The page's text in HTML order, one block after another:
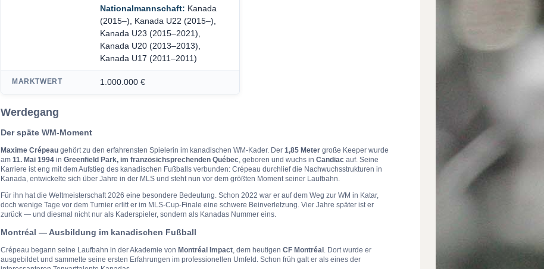
Nationalmannschaft: Kanada
(2015–), Kanada U22 (2015–),
Kanada U23 (2015–2021),
Kanada U20 (2013–2013),
Kanada U17 (2011–2011)
MARKTWERT 1.000.000 €
Werdegang
Der späte WM-Moment
Maxime Crépeau gehört zu den erfahrensten Spielerin im kanadischen WM-Kader. Der 1,85 Meter große Keeper wurde
am 11. Mai 1994 in Greenfield Park, im französichsprechenden Québec, geboren und wuchs in Candiac auf. Seine
Karriere ist eng mit dem Aufstieg des kanadischen Fußballs verbunden: Crépeau durchlief die Nachwuchsstrukturen in
Kanada, entwickelte sich über Jahre in der MLS und steht nun vor dem größten Moment seiner Laufbahn.
Für ihn hat die Weltmeisterschaft 2026 eine besondere Bedeutung. Schon 2022 war er auf dem Weg zur WM in Katar,
doch wenige Tage vor dem Turnier erlitt er im MLS-Cup-Finale eine schwere Beinverletzung. Vier Jahre später ist er
zurück — und diesmal nicht nur als Kaderspieler, sondern als Kanadas Nummer eins.
Montréal — Ausbildung im kanadischen Fußball
Crépeau begann seine Laufbahn in der Akademie von Montréal Impact, dem heutigen CF Montréal . Dort wurde er
ausgebildet und sammelte seine ersten Erfahrungen im professionellen Umfeld. Schon früh galt er als eines der